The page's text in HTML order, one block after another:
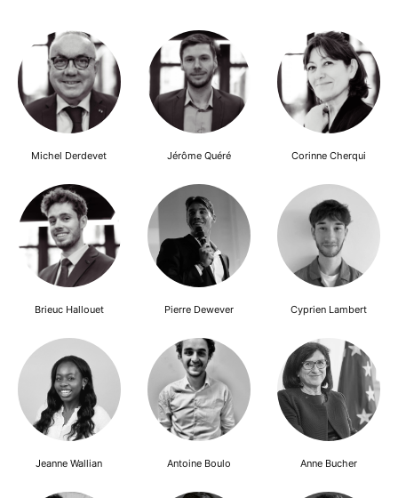
Michel Derdevet Jérôme Quéré Corinne Cherqui
Brieuc Hallouet Pierre Dewever Cyprien Lambert
Jeanne Wallian Antoine Boulo Anne Bucher